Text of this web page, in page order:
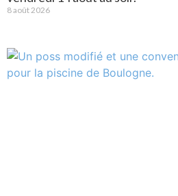
8 août 2026